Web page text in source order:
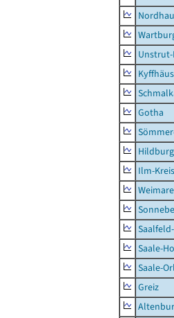
Gotha
Ilm-Kreis
Saale-
Saale-
Greiz